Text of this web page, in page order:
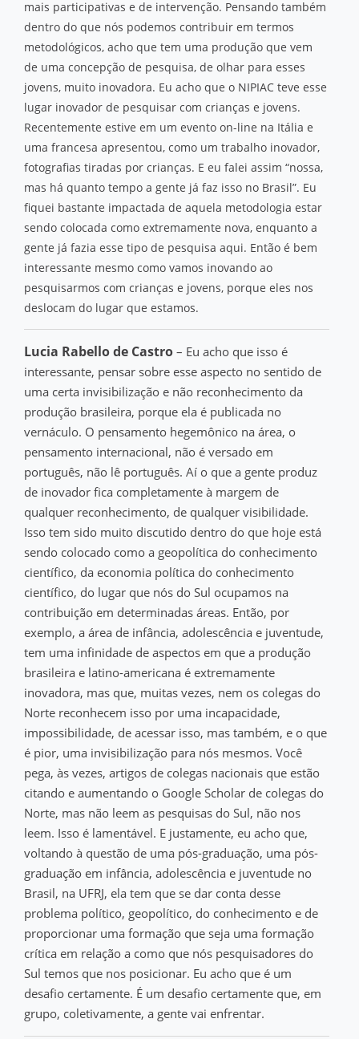
mais participativas e de intervenção. Pensando também
dentro do que nós podemos contribuir em termos
metodológicos, acho que tem uma produção que vem
de uma concepção de pesquisa, de olhar para esses
jovens, muito inovadora. Eu acho que o NIPIAC teve esse
lugar inovador de pesquisar com crianças e jovens.
Recentemente estive em um evento on-line na Itália e
uma francesa apresentou, como um trabalho inovador,
fotografias tiradas por crianças. E eu falei assim “nossa,
mas há quanto tempo a gente já faz isso no Brasil”. Eu
fiquei bastante impactada de aquela metodologia estar
sendo colocada como extremamente nova, enquanto a
gente já fazia esse tipo de pesquisa aqui. Então é bem
interessante mesmo como vamos inovando ao
pesquisarmos com crianças e jovens, porque eles nos
deslocam do lugar que estamos.
Lucia Rabello de Castro – Eu acho que isso é
interessante, pensar sobre esse aspecto no sentido de
uma certa invisibilização e não reconhecimento da
produção brasileira, porque ela é publicada no
vernáculo. O pensamento hegemônico na área, o
pensamento internacional, não é versado em
português, não lê português. Aí o que a gente produz
de inovador fica completamente à margem de
qualquer reconhecimento, de qualquer visibilidade.
Isso tem sido muito discutido dentro do que hoje está
sendo colocado como a geopolítica do conhecimento
científico, da economia política do conhecimento
científico, do lugar que nós do Sul ocupamos na
contribuição em determinadas áreas. Então, por
exemplo, a área de infância, adolescência e juventude,
tem uma infinidade de aspectos em que a produção
brasileira e latino-americana é extremamente
inovadora, mas que, muitas vezes, nem os colegas do
Norte reconhecem isso por uma incapacidade,
impossibilidade, de acessar isso, mas também, e o que
é pior, uma invisibilização para nós mesmos. Você
pega, às vezes, artigos de colegas nacionais que estão
citando e aumentando o Google Scholar de colegas do
Norte, mas não leem as pesquisas do Sul, não nos
leem. Isso é lamentável. E justamente, eu acho que,
voltando à questão de uma pós-graduação, uma pós-
graduação em infância, adolescência e juventude no
Brasil, na UFRJ, ela tem que se dar conta desse
problema político, geopolítico, do conhecimento e de
proporcionar uma formação que seja uma formação
crítica em relação a como que nós pesquisadores do
Sul temos que nos posicionar. Eu acho que é um
desafio certamente. É um desafio certamente que, em
grupo, coletivamente, a gente vai enfrentar.